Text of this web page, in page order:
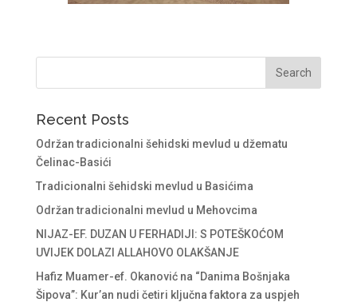
Recent Posts
Održan tradicionalni šehidski mevlud u džematu
Čelinac-Basići
Tradicionalni šehidski mevlud u Basićima
Održan tradicionalni mevlud u Mehovcima
NIJAZ-EF. DUZAN U FERHADIJI: S POTEŠKOĆOM
UVIJEK DOLAZI ALLAHOVO OLAKŠANJE
Hafiz Muamer-ef. Okanović na “Danima Bošnjaka
Šipova”: Kur’an nudi četiri ključna faktora za uspjeh